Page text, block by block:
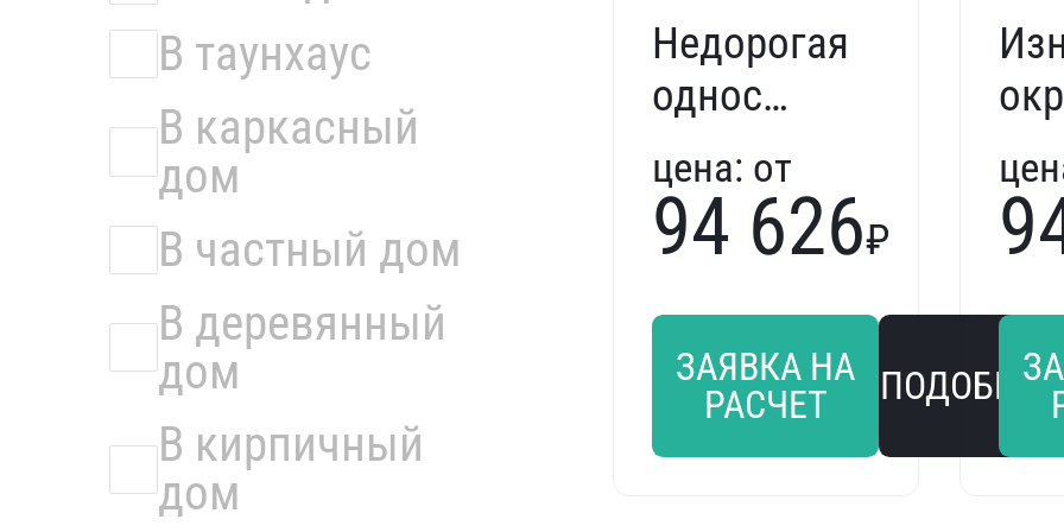
В таунхаус
В каркасный
дом
В частный дом
В деревянный
дом
В кирпичный
дом
Недорогая
одностворчатая
дверь
Next
303728
next
цена: от
94 626₽
ЗАЯВКА НА
РАСЧЕТ